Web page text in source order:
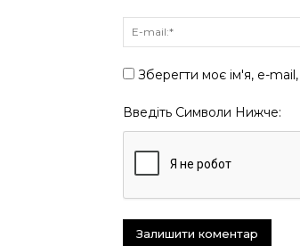
Зберегти моє ім'я, e-
Введіть Символи Нижче: